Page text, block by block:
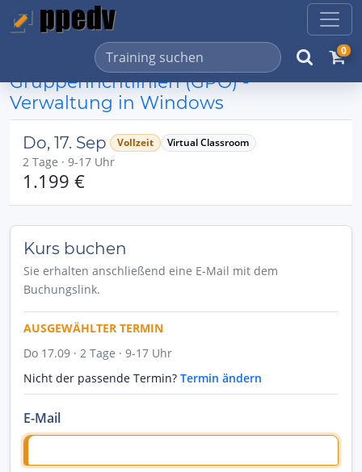
0
Gruppenrichtlinien (GPO) -
Verwaltung in Windows
Do, 17. Sep Vollzeit Virtual Classroom
2 Tage · 9-17 Uhr
1.199 €
Kurs buchen
Sie erhalten anschließend eine E-Mail mit dem
Buchungslink.
AUSGEWÄHLTER TERMIN
Do 17.09 · 2 Tage · 9-17 Uhr
Nicht der passende Termin? Termin ändern
E-Mail